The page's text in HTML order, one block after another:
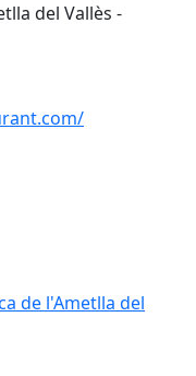
del Vallès -
de l'Ametlla del